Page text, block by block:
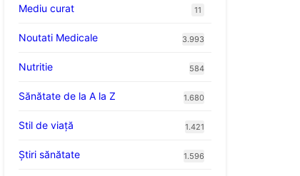
Mediu curat 11
Noutati Medicale 3.993
Nutritie 584
Sănătate de la A la Z 1.680
Stil de viaţă 1.421
Ştiri sănătate 1.596